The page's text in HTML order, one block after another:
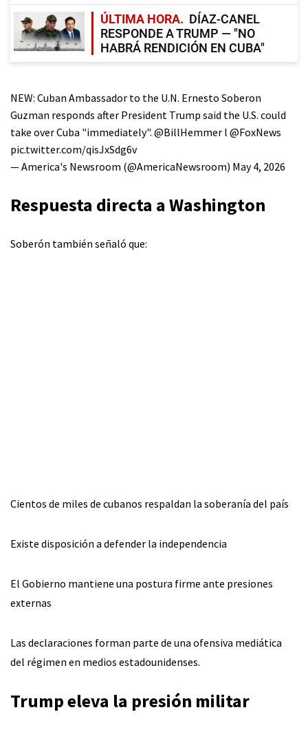
ÚLTIMA HORA
DÍAZ-CANEL
RESPONDE A TRUMP — "NO
HABRÁ RENDICIÓN EN CUBA"
NEW: Cuban Ambassador to the U.N. Ernesto Soberon
Guzman responds after President Trump said the U.S. could
take over Cuba "immediately". @BillHemmer l @FoxNews
pic.twitter.com/qisJxSdg6v
— America's Newsroom (@AmericaNewsroom) May 4, 2026
Respuesta directa a Washington
Soberón también señaló que:
Cientos de miles de cubanos respaldan la soberanía del país
Existe disposición a defender la independencia
El Gobierno mantiene una postura firme ante presiones
externas
Las declaraciones forman parte de una ofensiva mediática
del régimen en medios estadounidenses.
Trump eleva la presión militar